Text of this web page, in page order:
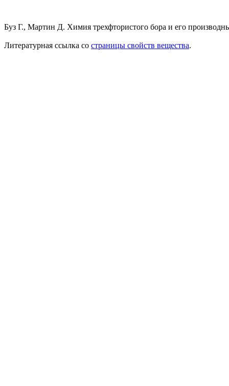
Буз Г., Мартин Д. Химия трехфтористого бора и его
Литературная ссылка со страницы свойств вещества.